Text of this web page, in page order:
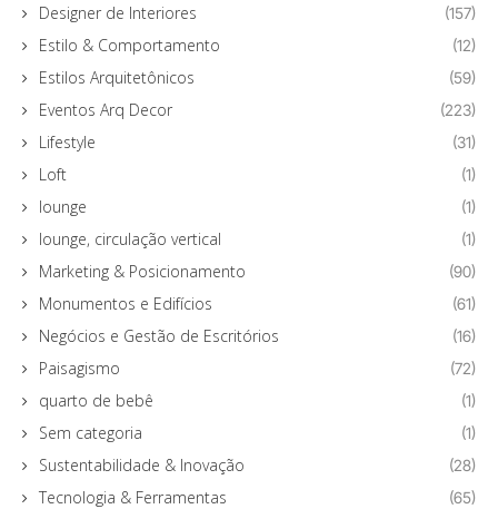
Designer de Interiores (157)
Estilo & Comportamento (12)
Estilos Arquitetônicos (59)
Eventos Arq Decor (223)
Lifestyle (31)
Loft (1)
lounge (1)
lounge, circulação vertical (1)
Marketing & Posicionamento (90)
Monumentos e Edifícios (61)
Negócios e Gestão de Escritórios (16)
Paisagismo (72)
quarto de bebê (1)
Sem categoria (1)
Sustentabilidade & Inovação (28)
Tecnologia & Ferramentas (65)